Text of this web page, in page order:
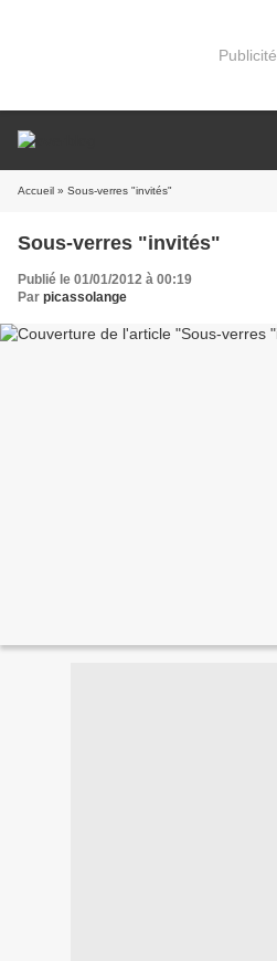
Publicité
Accueil » Sous-verres "invités"
Sous-verres "invités"
Publié le 01/01/2012 à 00:19
Par picassolange